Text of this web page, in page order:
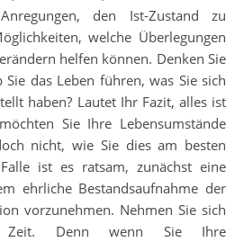
den Ist-Zustand zu
welche Überlegungen
helfen können. Denken Sie
das Leben führen, was Sie sich
haben? Lautet Ihr Fazit, alles ist
Sie Ihre Lebensumstände
nicht, wie Sie dies am besten
ist es ratsam, zunächst eine
ehrliche Bestandsaufnahme der
vorzunehmen. Nehmen Sie sich
Zeit. Denn wenn Sie Ihre